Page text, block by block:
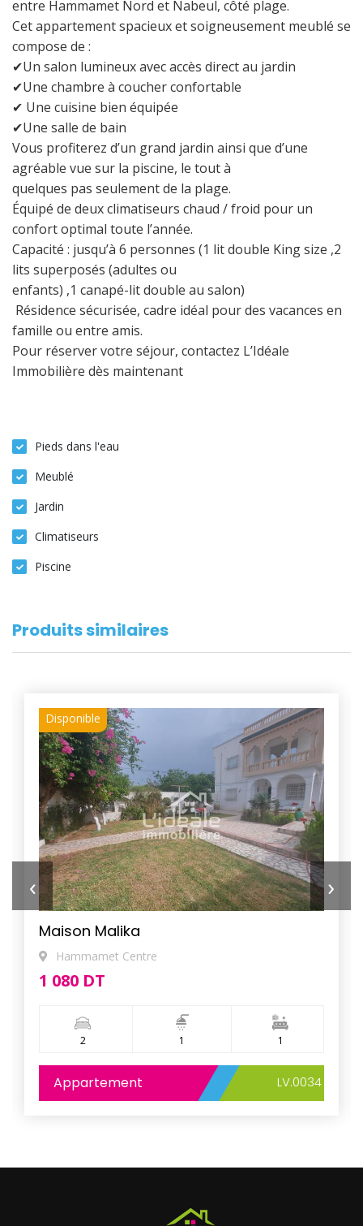
entre Hammamet Nord et Nabeul, côté plage.
Cet appartement spacieux et soigneusement meublé se
compose de :
✔Un salon lumineux avec accès direct au jardin
✔Une chambre à coucher confortable
✔ Une cuisine bien équipée
✔Une salle de bain
Vous profiterez d’un grand jardin ainsi que d’une
agréable vue sur la piscine, le tout à
quelques pas seulement de la plage.
Équipé de deux climatiseurs chaud / froid pour un
confort optimal toute l’année.
Capacité : jusqu’à 6 personnes (1 lit double King size ,2
lits superposés (adultes ou
enfants) ,1 canapé-lit double au salon)
Résidence sécurisée, cadre idéal pour des vacances en
famille ou entre amis.
Pour réserver votre séjour, contactez L’Idéale
Immobilière dès maintenant
Pieds dans l'eau
Meublé
Jardin
Climatiseurs
Piscine
Produits similaires
Disponible
Maison Malika
Hammamet Centre
1 080 DT
2 1 1
Appartement LV.0034
‹ ›